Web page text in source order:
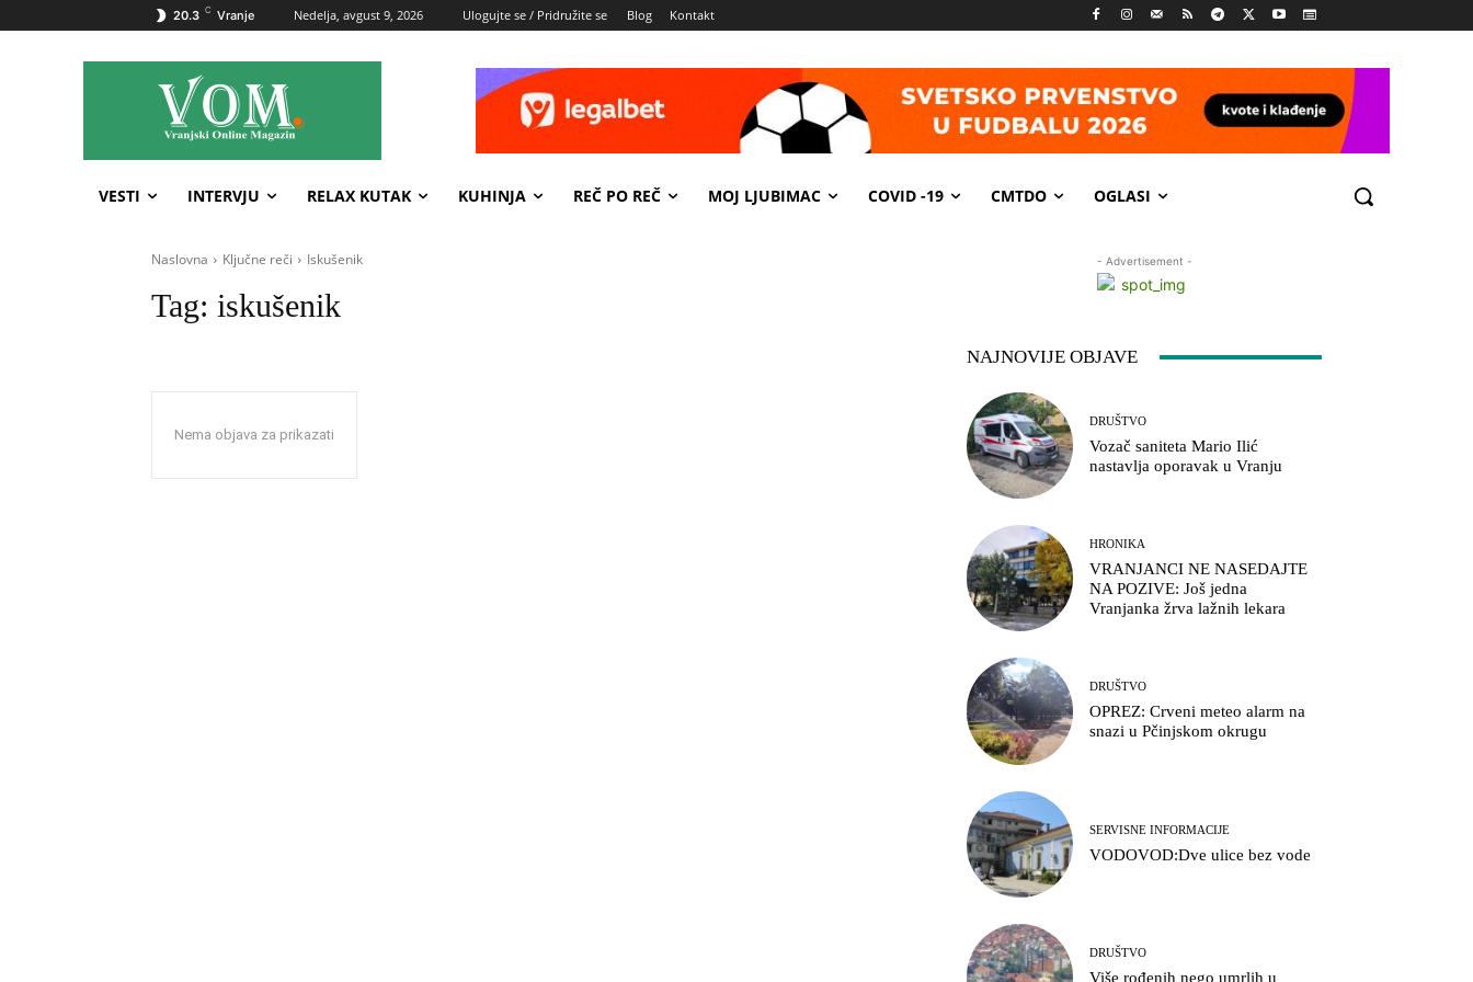
20.3 C Vranje Nedelja, avgust 9, 2026 Ulogujte se / Pridružite se Blog Kontakt
VESTI INTERVJU RELAX KUTAK KUHINJA REČ PO REČ MOJ LJUBIMAC COVID -19 CMTDO OGLASI
Naslovna Ključne reči Iskušenik
Tag: iskušenik
Nema objava za prikazati
- Advertisement -
NAJNOVIJE OBJAVE
DRUŠTVO
Vozač saniteta Mario Ilić
nastavlja oporavak u Vranju
HRONIKA
VRANJANCI NE NASEDAJTE
NA POZIVE: Još jedna
Vranjanka žrva lažnih lekara
DRUŠTVO
OPREZ: Crveni meteo alarm na
snazi u Pčinjskom okrugu
SERVISNE INFORMACIJE
VODOVOD:Dve ulice bez vode
DRUŠTVO
Više rođenih nego umrlih u